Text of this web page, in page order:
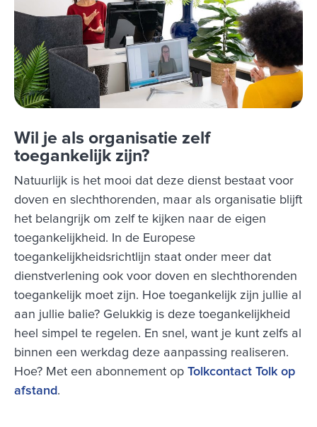
Wil je als organisatie zelf
toegankelijk zijn?
Natuurlijk is het mooi dat deze dienst bestaat voor
doven en slechthorenden, maar als organisatie blijft
het belangrijk om zelf te kijken naar de eigen
toegankelijkheid. In de Europese
toegankelijkheidsrichtlijn staat onder meer dat
dienstverlening ook voor doven en slechthorenden
toegankelijk moet zijn. Hoe toegankelijk zijn jullie al
aan jullie balie? Gelukkig is deze toegankelijkheid
heel simpel te regelen. En snel, want je kunt zelfs al
binnen een werkdag deze aanpassing realiseren.
Hoe? Met een abonnement op Tolkcontact Tolk op
afstand.